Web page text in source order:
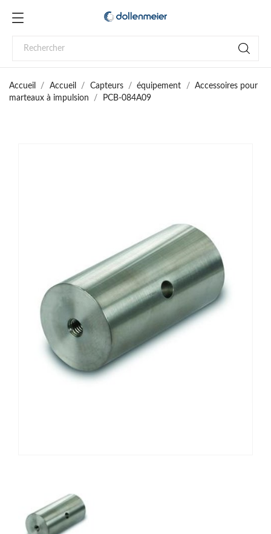
Accueil Accueil Capteurs équipement
Accessoires pour
marteaux à impulsion
PCB-084A09